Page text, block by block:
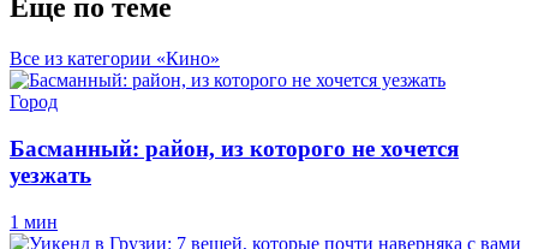
Еще по теме
Все из категории «Кино»
Город
Басманный: район, из которого не хочется
уезжать
1 мин